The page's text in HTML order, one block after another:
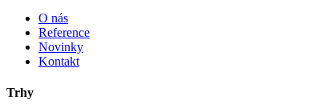
O nás
Reference
Novinky
Kontakt
Trhy